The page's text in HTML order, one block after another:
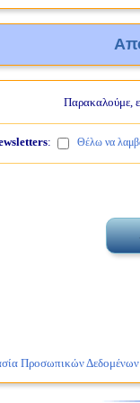
Παρακαλούμε,
: Θέλω να
Προσωπικών Δεδομένων